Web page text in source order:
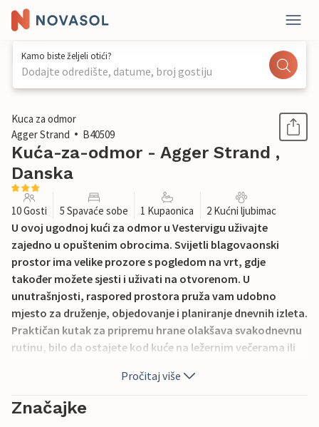
Kamo biste željeli otići?
Dodajte odredište, datume, broj gostiju
1 / 26
Kuca za odmor
Agger Strand
B40509
Kuća-za-odmor - Agger Strand ,
Danska
10 Gosti 5 Spavaće sobe 1 Kupaonica 2 Kućni ljubimac
U ovoj ugodnoj kući za odmor u Vestervigu uživajte
zajedno u opuštenim obrocima. Svijetli blagovaonski
prostor ima velike prozore s pogledom na vrt, gdje
također možete sjesti i uživati na otvorenom. U
unutrašnjosti, raspored prostora pruža vam udobno
mjesto za druženje, objedovanje i planiranje dnevnih izleta.
Praktičan kutak za pripremu hrane olakšava svakodnevnu
rutinu, bilo da ostajete kod kuće na ležernim večerama ili
nalazite se na odličnoj poziciji za istraživanje Vesterviga i
okolice. U cjelini, ovo je smještaj koji odgovara gostima
koji cijene opušten, domaći ugođaj i mogućnost ugodnog
Pročitaj više
Značajke